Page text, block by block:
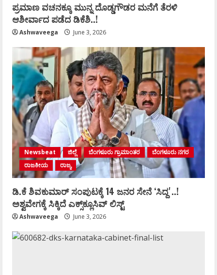
ಪ್ರಮಾಣ ವಚನಕ್ಕೂ ಮುನ್ನ ದೊಡ್ಡಗೌಡರ ಮನೆಗೆ ತೆರಳಿ
ಆಶೀರ್ವಾದ ಪಡೆದ ಡಿಕೆಶಿ..!
Ashwaveega June 3, 2026
Newsbeat ಜಿಲ್ಲೆ ಬೆಂಗಳೂರು ಗ್ರಾಮಾಂತರ
ಬೆಂಗಳೂರು ನಗರ
ರಾಜಕೀಯ
ರಾಜ್ಯ
ಡಿ.ಕೆ ಶಿವಕುಮಾರ್‌ ಸಂಪುಟಕ್ಕೆ 14 ಜನರ ಸೇನೆ ʻಸಿದ್ದʼ..!
ಅಶ್ವವೇಗಕ್ಕೆ ಸಿಕ್ಕಿದೆ ಎಕ್ಸ್‌ಕ್ಲೂಸಿವ್‌ ಲಿಸ್ಟ್‌
Ashwaveega June 3, 2026